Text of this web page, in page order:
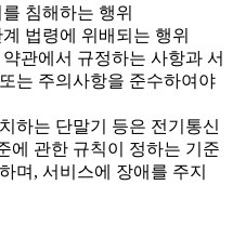
침해하는 행위
법령에 위배되는 행위
관에서 규정하는 사항과 서
는 주의사항을 준수하여야
하는 단말기 등은 전기통신
에 관한 규칙이 정하는 기준
며, 서비스에 장애를 주지